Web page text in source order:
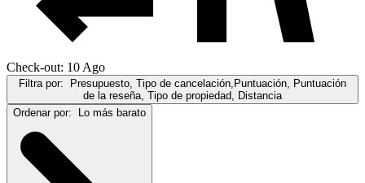
Check-out: 10 Ago
Filtra por:
Presupuesto, Tipo de cancelación,Puntuación, Puntuación
de la reseña, Tipo de propiedad, Distancia
Ordenar por:
Lo más barato